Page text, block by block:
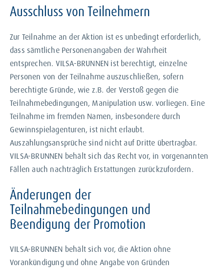
Ausschluss von Teilnehmern
Zur Teilnahme an der Aktion ist es unbedingt erforderlich,
dass sämtliche Personenangaben der Wahrheit
entsprechen. VILSA-BRUNNEN ist berechtigt, einzelne
Personen von der Teilnahme auszuschließen, sofern
berechtigte Gründe, wie z.B. der Verstoß gegen die
Teilnahmebedingungen, Manipulation usw. vorliegen. Eine
Teilnahme im fremden Namen, insbesondere durch
Gewinnspielagenturen, ist nicht erlaubt.
Auszahlungsansprüche sind nicht auf Dritte übertragbar.
VILSA-BRUNNEN behält sich das Recht vor, in vorgenannten
Fällen auch nachträglich Erstattungen zurückzufordern.
Änderungen der
Teilnahmebedingungen und
Beendigung der Promotion
VILSA-BRUNNEN behält sich vor, die Aktion ohne
Vorankündigung und ohne Angabe von Gründen